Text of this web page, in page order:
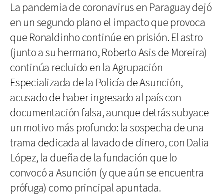
La pandemia de coronavirus en Paraguay dejó
en un segundo plano el impacto que provoca
que Ronaldinho continúe en prisión. El astro
(junto a su hermano, Roberto Asis de Moreira)
continúa recluido en la Agrupación
Especializada de la Policía de Asunción,
acusado de haber ingresado al país con
documentación falsa, aunque detrás subyace
un motivo más profundo: la sospecha de una
trama dedicada al lavado de dinero, con Dalia
López, la dueña de la fundación que lo
convocó a Asunción (y que aún se encuentra
prófuga) como principal apuntada.